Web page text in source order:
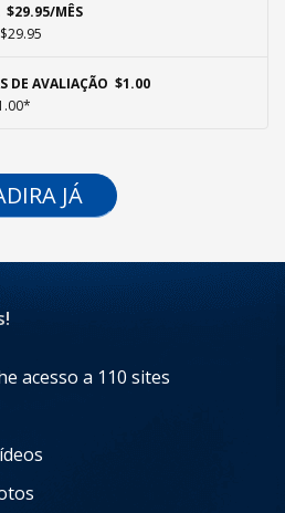
$29.95/MÊS
DE AVALIAÇÃO  $1.00
JÁ
acesso a 110 sites